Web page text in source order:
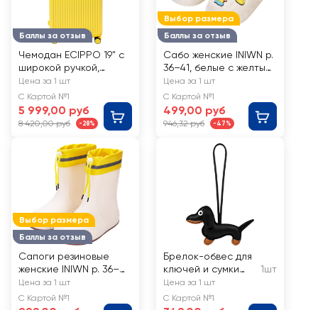
Баллы за отзыв
Чемодан ECIPPO 19" с
широкой ручкой,
желтый, Арт. MS-5103
Цена за 1 шт
С Картой №1
5 999,00 руб
8 420,00 руб -28%
Выбор размера
Баллы за отзыв
Сабо женские INIWN р.
36–41, белые с желтым,
Арт. PRTB-002
Цена за 1 шт
С Картой №1
499,00 руб
946,32 руб -47%
Выбор размера
Баллы за отзыв
Сапоги резиновые
женские INIWN р. 36–
41, белые, Арт.
P5256007W
Цена за 1 шт
С Картой №1
Брелок-обвес для
ключей и сумки
CITY HOME TRADE
Такса, Арт. TRIN10
1шт
Цена за 1 шт
С Картой №1